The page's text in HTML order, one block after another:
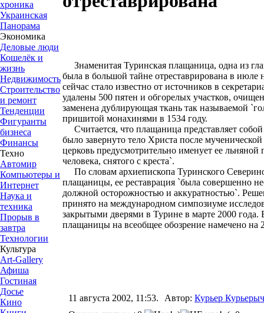
хроника
Украинская
Панорама
Экономика
Деловые люди
Кошелёк и
жизнь
Недвижимость
Строительство
и ремонт
Тенденции
Фигуранты
бизнеса
Финансы
Техно
Автомир
Компьютеры и
Интернет
Наука и
техника
Прорыв в
завтра
Технологии
Культура
Art-Gallery
Афиша
Гостиная
Досье
Кино
Знаменитая Туринская плащаница, одна из
была в большой тайне отреставрирована в
сейчас стало известно от источников в
удалены 500 пятен и обгорелых участков,
заменена дублирующая ткань так называемой
пришитой монахинями в 1534 году.
Считается, что плащаница представляет
было завернуто тело Христа после
церковь предусмотрительно именует ее
человека, снятого с креста`.
По словам архиепископа Туринского
плащаницы, ее реставрация `была совершенно
должной осторожностью и аккуратностью`.
принято на международном симпозиуме
закрытыми дверями в Турине в марте 2000
плащаницы на всеобщее обозрение намечено на
11 августа 2002, 11:53. Автор: Курьер Курьерыч